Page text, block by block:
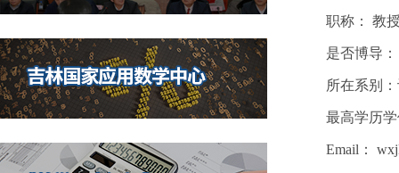
职称： 教
是否博导
所在系别
最高学历
Email：